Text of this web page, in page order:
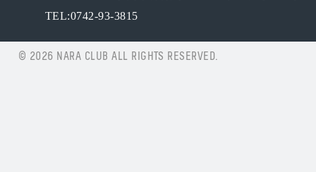
TEL:0742-93-3815
© 2026 NARA CLUB ALL RIGHTS RESERVED.